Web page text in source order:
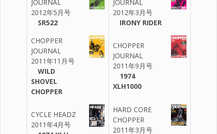
JOURNAL
2012年5月号
SR522
JOURNAL
2012年3月号
IRONY RIDER
CHOPPER
JOURNAL
2011年11月号
WILD
SHOVEL
CHOPPER
CHOPPER
JOURNAL
2011年9月号
1974
XLH1000
CYCLE HEADZ
2011年4月号
HARD CORE
CHOPPER
2011年3月号